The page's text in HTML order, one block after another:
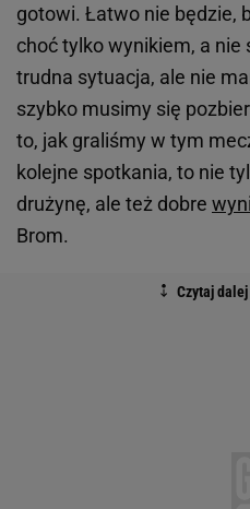
gotowi. Łatwo nie będzie,
choć tylko wynikiem, a nie
trudna sytuacja, ale nie
szybko musimy się
to, jak graliśmy w tym
kolejne spotkania, to nie
drużynę, ale też dobre
Brom.